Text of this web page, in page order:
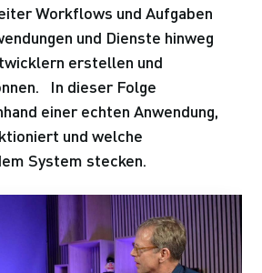
Workflows und Aufgaben
und Dienste hinweg
erstellen und
In dieser Folge
einer echten Anwendung,
und welche
System stecken.